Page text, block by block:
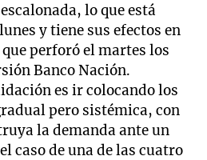
lo que está
y tiene sus efectos en
perforó el martes los
Banco Nación.
es ir colocando los
pero sistémica, con
la demanda ante un
caso de una de las cuatro